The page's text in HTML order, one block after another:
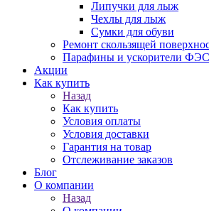
Липучки для лыж
Чехлы для лыж
Сумки для обуви
Ремонт скользящей
Парафины и ускорители
Акции
Как купить
Назад
Как купить
Условия оплаты
Условия доставки
Гарантия на товар
Отслеживание заказов
Блог
О компании
Назад